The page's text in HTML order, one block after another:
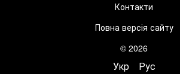
Контакти
Повна версія сайту
© 2026
Укр Рус